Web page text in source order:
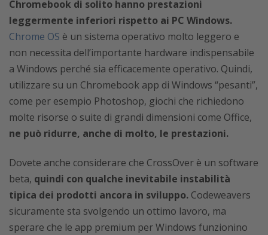
Chromebook di solito hanno prestazioni
leggermente inferiori rispetto ai PC Windows.
Chrome OS è un sistema operativo molto leggero e
non necessita dell’importante hardware indispensabile
a Windows perché sia efficacemente operativo. Quindi,
utilizzare su un Chromebook app di Windows “pesanti”,
come per esempio Photoshop, giochi che richiedono
molte risorse o suite di grandi dimensioni come Office,
ne può ridurre, anche di molto, le prestazioni.
Dovete anche considerare che CrossOver è un software
beta, quindi con qualche inevitabile instabilità
tipica dei prodotti ancora in sviluppo. Codeweavers
sicuramente sta svolgendo un ottimo lavoro, ma
sperare che le app premium per Windows funzionino